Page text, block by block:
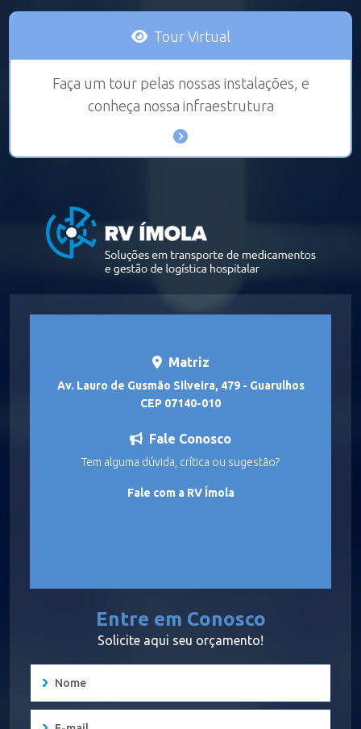
Tour Virtual
Faça um tour pelas nossas instalações, e
conheça nossa infraestrutura
Matriz
Av. Lauro de Gusmão Silveira, 479 - Guarulhos
CEP 07140-010
Fale Conosco
Tem alguma dúvida, crítica ou sugestão?
Fale com a RV Ímola
Entre em Conosco
Solicite aqui seu orçamento!